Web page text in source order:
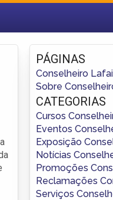
Fazer login
Criar conta
PÁGINAS
Conselheiro
Sobre
CATEGORIAS
Cursos
Eventos
Exposição
Notícias
Promoções
Reclamações
Serviços